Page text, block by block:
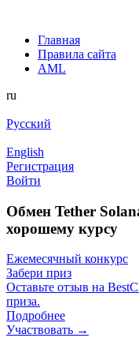
Главная
Правила сайта
AML
ru
Русский
English
Регистрация
Войти
Обмен Tether
хорошему курсу
Ежемесячный конкурс
Забери приз
Оставьте отзыв на
приза.
Подробнее
Участвовать →